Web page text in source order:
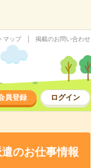
マップ 掲載のお問い合わせ
員登録 ログイン
のお仕事情報